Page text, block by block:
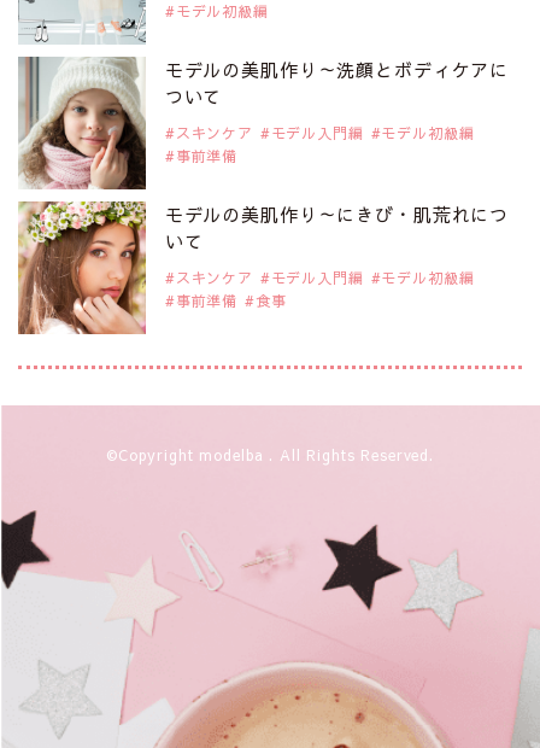
2019年9月29日
注目モデルを1名追加いたしました。
是非ご覧ください。
注目モデル 水原佑果さん
2019年9月29日
注目モデルを1名追加いたしました。
是非ご覧ください。
注目モデル CHIHARUさん
2019年9月29日
注目モデルを1名追加いたしました。
2019年9月29日
大注目のモデル10人
モデル初級編
モデルの美肌作り～洗顔とボディケアに
ついて
スキンケア モデル入門編
モデル初級編
事前準備
モデルの美肌作り～にきび・肌荒れにつ
いて
スキンケア モデル入門編
モデル初級編
事前準備
食事
©Copyright modelba . All Rights Reserved.